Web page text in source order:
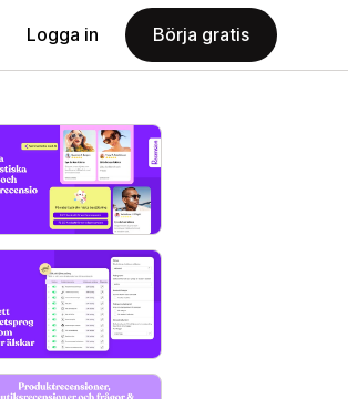
Logga in Börja gratis